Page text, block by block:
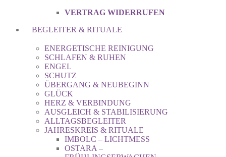
VERTRAG WIDERRUFEN
BEGLEITER & RITUALE
ENERGETISCHE REINIGUNG
SCHLAFEN & RUHEN
ENGEL
SCHUTZ
ÜBERGANG & NEUBEGINN
GLÜCK
HERZ & VERBINDUNG
AUSGLEICH & STABILISIERUNG
ALLTAGSBEGLEITER
JAHRESKREIS & RITUALE
IMBOLC – LICHTMESS
OSTARA –